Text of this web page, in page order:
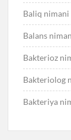
Baliq
Balans
Bakterioz
Bakteriolog
Bakteriya